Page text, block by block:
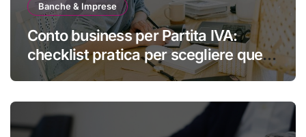
Banche & Imprese
Conto business per Partita IVA:
checklist pratica per scegliere quello
giusto